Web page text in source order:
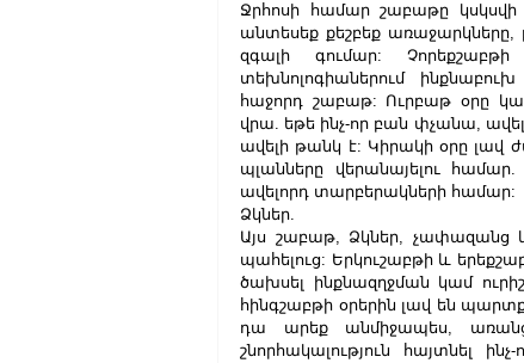
Ջրհոսի համար շաբաթը կսկսվի
անտեսեք քեշբեք առաջարկները,
զգալի գումար:
տեխնոլոգիաներում
հաջորդ շաբաթ: Ուրբաթ օրը
վրա. եթե ինչ-որ բան փչանա,
ավելի թանկ է: Կիրակի օրը
պլանները վերանայելու
ավելորդ տարբերակների համար:
Ձկներ.
Այս շաբաթ, Ձկներ, չափազանց
պահելուց: Երկուշաբթի և
ծախսել ինքնազղջման կամ
հինգշաբթի օրերին լավ են
դա արեք անմիջապես,
շնորհակալություն հայտնել